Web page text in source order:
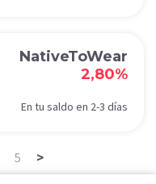
NativeToWear
2,80%
En tu saldo en 2-3 días
5 >